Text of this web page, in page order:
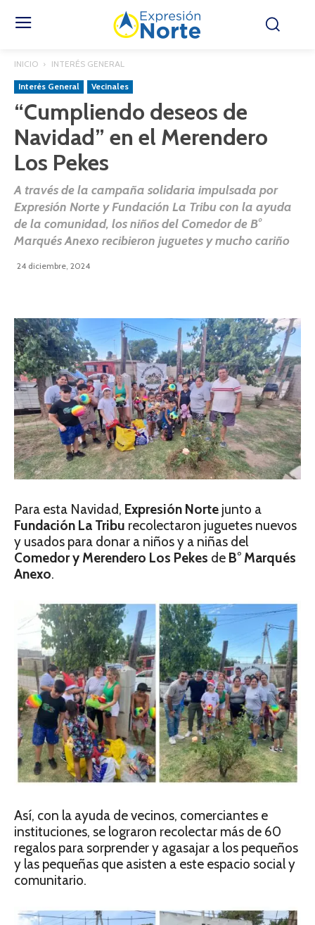
INICIO INTERÉS GENERAL
Interés General Vecinales
“Cumpliendo deseos de
Navidad” en el Merendero
Los Pekes
A través de la campaña solidaria impulsada por
Expresión Norte y Fundación La Tribu con la ayuda
de la comunidad, los niños del Comedor de B°
Marqués Anexo recibieron juguetes y mucho cariño
24 diciembre, 2024
Para esta Navidad, Expresión Norte junto a
Fundación La Tribu recolectaron juguetes nuevos
y usados para donar a niños y a niñas del
Comedor y Merendero Los Pekes de B° Marqués
Anexo.
Así, con la ayuda de vecinos, comerciantes e
instituciones, se lograron recolectar más de 60
regalos para sorprender y agasajar a los pequeños
y las pequeñas que asisten a este espacio social y
comunitario.